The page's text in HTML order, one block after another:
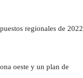
regionales de 2022
oeste y un plan de